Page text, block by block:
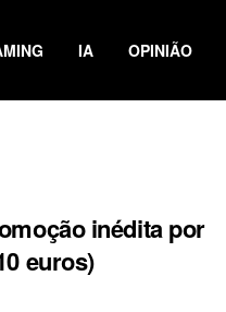
IA OPINIÃO
inédita por
euros)